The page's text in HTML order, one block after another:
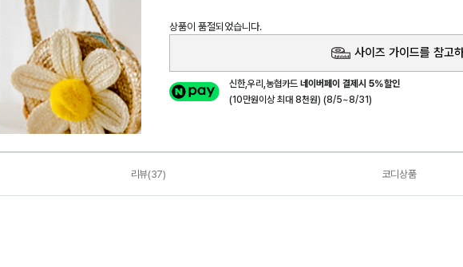
상품이 품절되었습니다.
사이즈 가이드를 참고
신한,우리,농협카드네이버페이 결제시 5%할인
(10만원이상 최대 8천원) (8/5~8/31)
리뷰(37) 코디상품